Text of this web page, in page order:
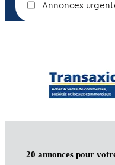
Annonces
20 annonces pour